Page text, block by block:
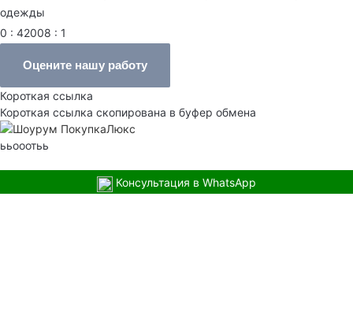
одежды
0 : 42008 : 1
Оцените нашу работу
Короткая ссылка
Короткая ссылка скопирована в буфер обмена
ььооотьь
Консультация в WhatsApp